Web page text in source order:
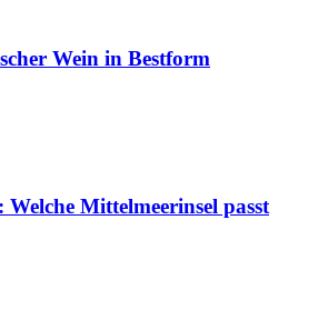
Wein in Bestform
Mittelmeerinsel passt